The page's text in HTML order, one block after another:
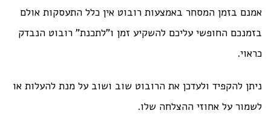
אמנם בזמן המסחר באמצעות רובוט אין כלל התעסקות אולם
בזמנכם החופשי עליכם להשקיע זמן ו"לתכנת" רובוט הנבדק
כראוי.
ניתן להקפיד ולעדכן את הרובוט שוב ושוב על מנת להעלות או
לשמור על אחוזי ההצלחה שלו.